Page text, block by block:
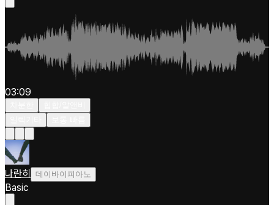
03:09
나란히 데이바이피아노
Basic